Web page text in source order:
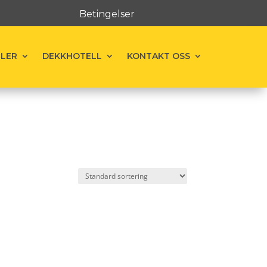
Betingelser
DEKKHOTELL KONTAKT OSS